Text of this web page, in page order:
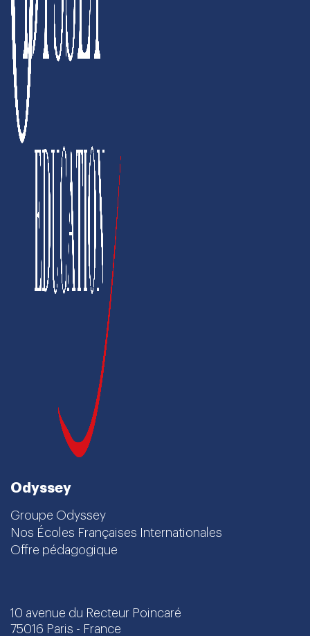
Odyssey
Groupe Odyssey
Nos Écoles Françaises Internationales
Offre pédagogique
10 avenue du Recteur Poincaré
75016 Paris - France